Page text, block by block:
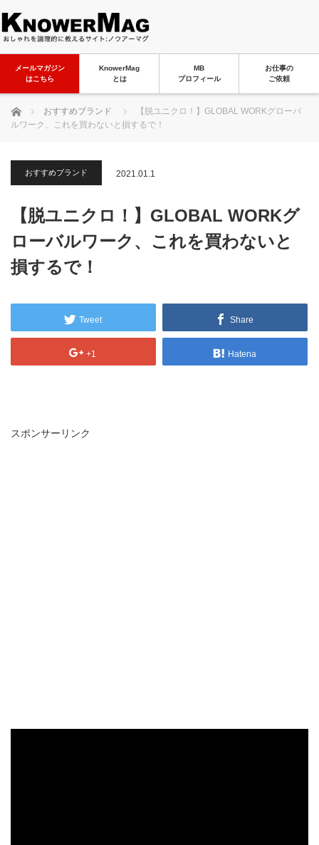
メールマガジン
はこちら
KnowerMag
とは
MB
プロフィール
お仕事の
ご依頼
ホーム おすすめブランド
【脱ユニクロ！】GLOBAL WORKグローバ
ルワーク、これを買わないと損するで！
おすすめブランド 2021.01.1
【脱ユニクロ！】GLOBAL WORKグ
ローバルワーク、これを買わないと
損するで！
Tweet Share
+1 Hatena
スポンサーリンク